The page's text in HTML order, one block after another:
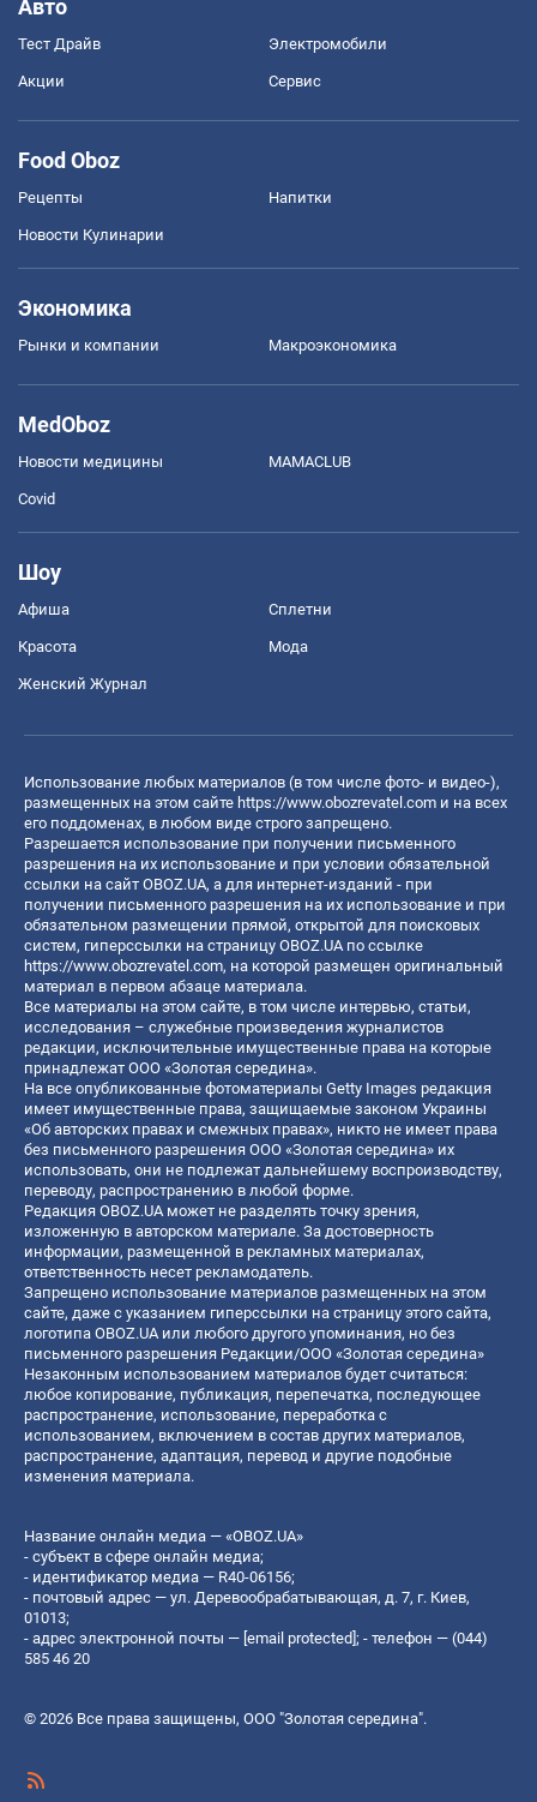
Авто
Тест Драйв Электромобили
Акции Сервис
Food Oboz
Рецепты Напитки
Новости Кулинарии
Экономика
Рынки и компании Mакроэкономика
MedOboz
Новости медицины MAMACLUB
Covid
Шоу
Афиша Сплетни
Красота Мода
Женский Журнал
Использование любых материалов (в том числе фото- и видео-),
размещенных на этом сайте https://www.obozrevatel.com и на всех
его поддоменах, в любом виде строго запрещено.
Разрешается использование при получении письменного
разрешения на их использование и при условии обязательной
ссылки на сайт OBOZ.UA, а для интернет-изданий - при
получении письменного разрешения на их использование и при
обязательном размещении прямой, открытой для поисковых
систем, гиперссылки на страницу OBOZ.UA по ссылке
https://www.obozrevatel.com, на которой размещен оригинальный
материал в первом абзаце материала.
Все материалы на этом сайте, в том числе интервью, статьи,
исследования – служебные произведения журналистов
редакции, исключительные имущественные права на которые
принадлежат ООО «Золотая середина».
На все опубликованные фотоматериалы Getty Images редакция
имеет имущественные права, защищаемые законом Украины
«Об авторских правах и смежных правах», никто не имеет права
без письменного разрешения ООО «Золотая середина» их
использовать, они не подлежат дальнейшему воспроизводству,
переводу, распространению в любой форме.
Редакция OBOZ.UA может не разделять точку зрения,
изложенную в авторском материале. За достоверность
информации, размещенной в рекламных материалах,
ответственность несет рекламодатель.
Запрещено использование материалов размещенных на этом
сайте, даже с указанием гиперссылки на страницу этого сайта,
логотипа OBOZ.UA или любого другого упоминания, но без
письменного разрешения Редакции/ООО «Золотая середина»
Незаконным использованием материалов будет считаться:
любое копирование, публикация, перепечатка, последующее
распространение, использование, переработка с
использованием, включением в состав других материалов,
распространение, адаптация, перевод и другие подобные
изменения материала.
Название онлайн медиа — «OBOZ.UA»
- субъект в сфере онлайн медиа;
- идентификатор медиа — R40-06156;
- почтовый адрес — ул. Деревообрабатывающая, д. 7, г. Киев,
01013;
- адрес электронной почты — [email protected] ; - телефон — (044)
585 46 20
© 2026 Все права защищены, ООО "Золотая середина".